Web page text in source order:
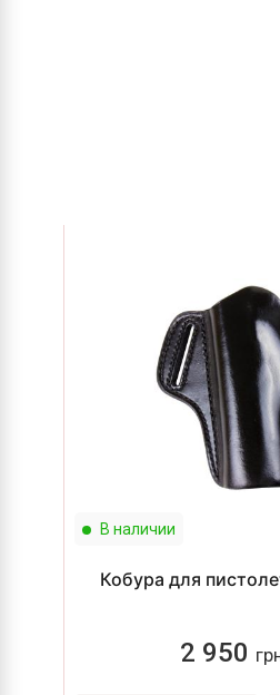
В наличии
Кобура для
2 950